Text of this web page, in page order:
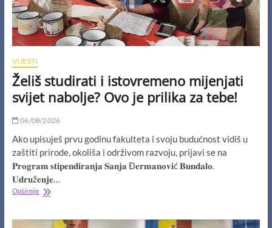
VIJESTI
Želiš studirati i istovremeno mijenjati
svijet nabolje? Ovo je prilika za tebe!
06/08/2026
Ako upisuješ prvu godinu fakulteta i svoju budućnost vidiš u
zaštiti prirode, okoliša i održivom razvoju, prijavi se na
𝐏𝐫𝐨𝐠𝐫𝐚𝐦 𝐬𝐭𝐢𝐩𝐞𝐧𝐝𝐢𝐫𝐚𝐧𝐣𝐚 𝐒𝐚𝐧𝐣𝐚 Đ𝐞𝐫𝐦𝐚𝐧𝐨𝐯𝐢ć 𝐁𝐮𝐧𝐝𝐚𝐥𝐨.
𝐔𝐝𝐫𝐮ž𝐞𝐧𝐣𝐞…
OpširnijeŽeliš
istovremeno